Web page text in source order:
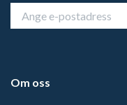
Om oss